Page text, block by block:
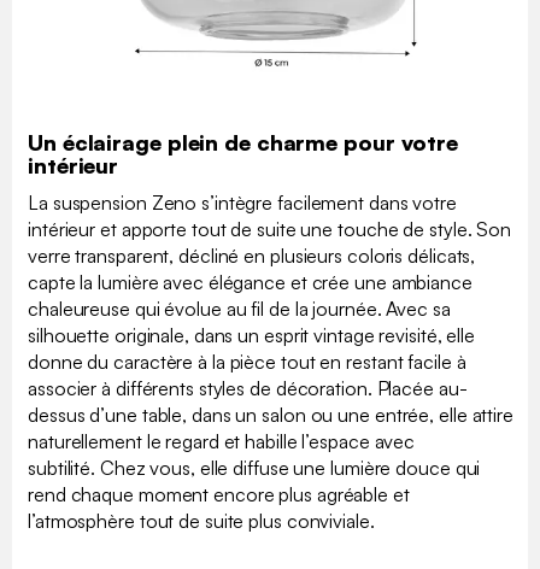
Un éclairage plein de charme pour votre
intérieur
La suspension Zeno s’intègre facilement dans votre
intérieur et apporte tout de suite une touche de style. Son
verre transparent, décliné en plusieurs coloris délicats,
capte la lumière avec élégance et crée une ambiance
chaleureuse qui évolue au fil de la journée. Avec sa
silhouette originale, dans un esprit vintage revisité, elle
donne du caractère à la pièce tout en restant facile à
associer à différents styles de décoration. Placée au-
dessus d’une table, dans un salon ou une entrée, elle attire
naturellement le regard et habille l’espace avec
subtilité. Chez vous, elle diffuse une lumière douce qui
rend chaque moment encore plus agréable et
l’atmosphère tout de suite plus conviviale.